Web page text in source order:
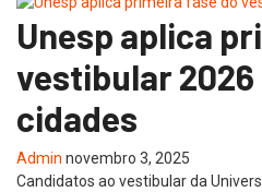
Unesp aplica
vestibular 2026
cidades
Admin novembro 3, 2025
Candidatos ao vestibular da